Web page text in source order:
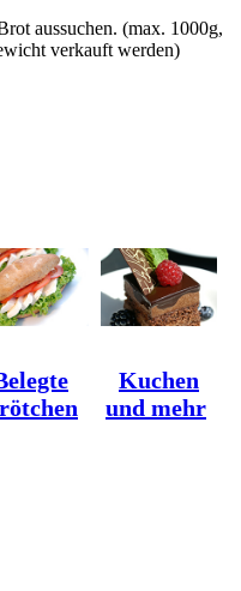
aussuchen. (max. 1000g,
verkauft werden)
Kuchen
und mehr